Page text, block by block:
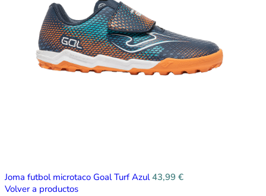
Joma futbol microtaco Goal Turf Azul43,99 €
Volver a productos